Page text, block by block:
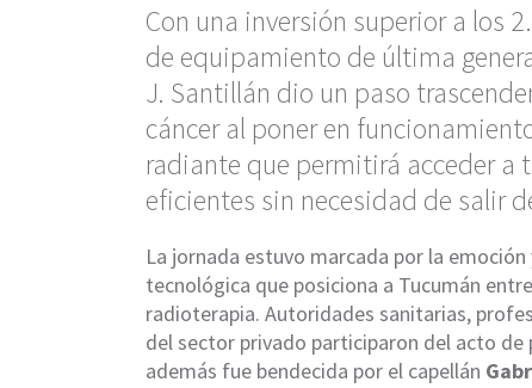
Con una inversión superior a los
de equipamiento de última
J. Santillán dio un paso
cáncer al poner en
radiante que permitirá acceder a
eficientes sin necesidad de salir
La jornada estuvo marcada por la
tecnológica que posiciona a Tucumán
radioterapia. Autoridades sanitarias,
del sector privado participaron del acto
además fue bendecida por el capellán